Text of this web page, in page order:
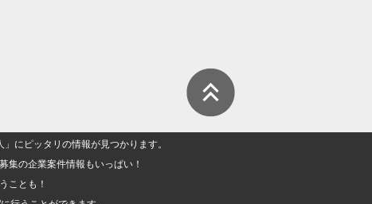
にピッタリの情報が見つかります。
集の企業案件情報もいっぱい！
ことも！